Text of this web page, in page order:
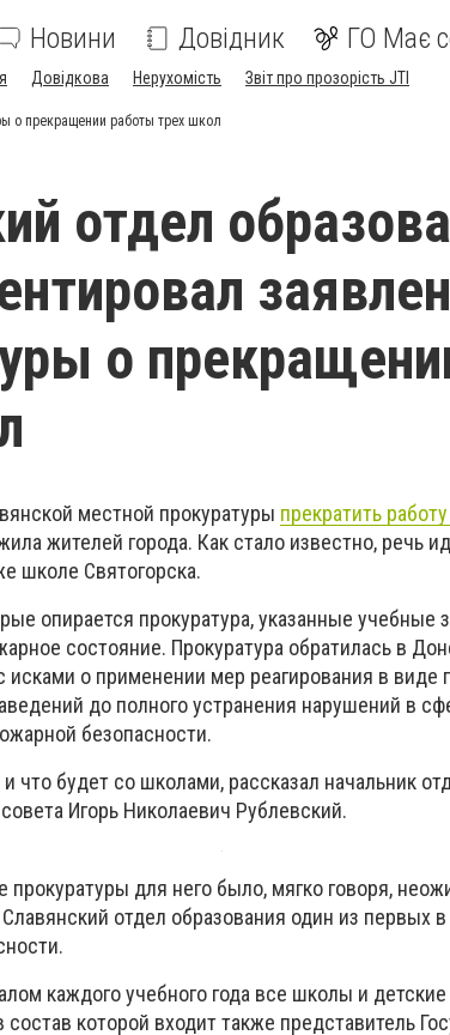
Новини Довідник ГО Має
Довідкова Нерухомість Звіт про прозорість JTI
о прекращении работы трех школ
отдел
о
местной прокуратуры прекратить
жителей города. Как стало известно,
школе Святогорска.
опирается прокуратура, указанные учебные
состояние. Прокуратура обратилась в
о применении мер реагирования в виде
до полного устранения нарушений в
безопасности.
что будет со школами, рассказал начальник
Игорь Николаевич Рублевский.
прокуратуры для него было, мягко говоря,
отдел образования один из первых
каждого учебного года все школы и
состав которой входит также представитель